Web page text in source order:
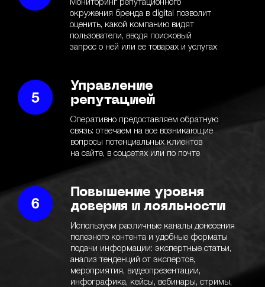
Мониторинг репутационного
окружения бренда в digital позволит
оценить, какой компанию видят
пользователи, вводя поисковый
запрос о ней или ее товарах и услугах
Управление
репутацией
Оперативно предоставляем обратную
связь: отвечаем на все возникающие
вопросы потенциальных клиентов
на сайте, в соцсетях или по почте
Повышение уровня
доверия и лояльности
Используем различные каналы донесения
полезного контента и удобные форматы
подачи информации: экспертные статьи,
анализ тенденций от экспертов,
мероприятия, видеопрезентации,
инфографика, кейсы, вебинары, стримы,